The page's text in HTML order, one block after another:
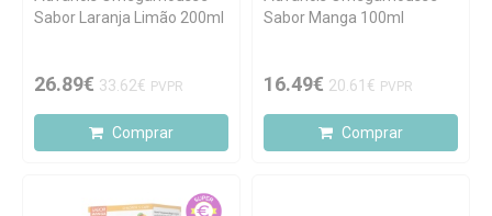
Sabor Laranja Limão 200ml
26.89€ 33.62€ PVPR
Comprar
Sabor Manga 100ml
16.49€ 20.61€ PVPR
Comprar